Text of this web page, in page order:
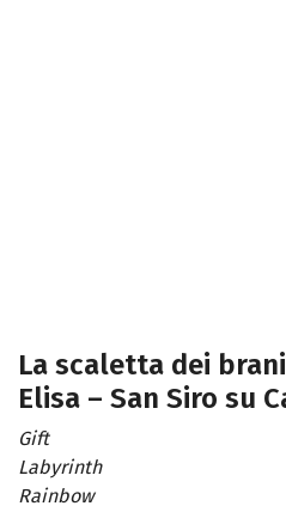
La scaletta dei
Elisa – San Siro su
Gift
Labyrinth
Rainbow